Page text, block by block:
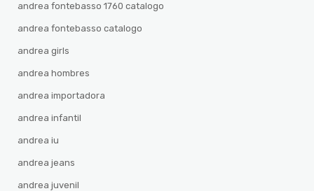
andrea fontebasso 1760 catalogo
andrea fontebasso catalogo
andrea girls
andrea hombres
andrea importadora
andrea infantil
andrea iu
andrea jeans
andrea juvenil